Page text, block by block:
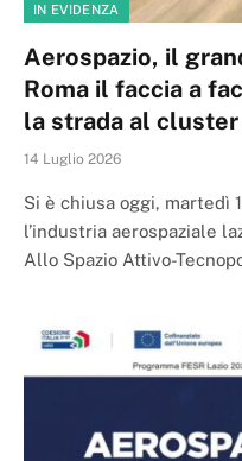
IN EVIDENZA
Aerospazio, il
Roma il faccia a
la strada al
14 Luglio 2026
Si è chiusa oggi, martedì
l’industria aerospaziale
Allo Spazio Attivo-